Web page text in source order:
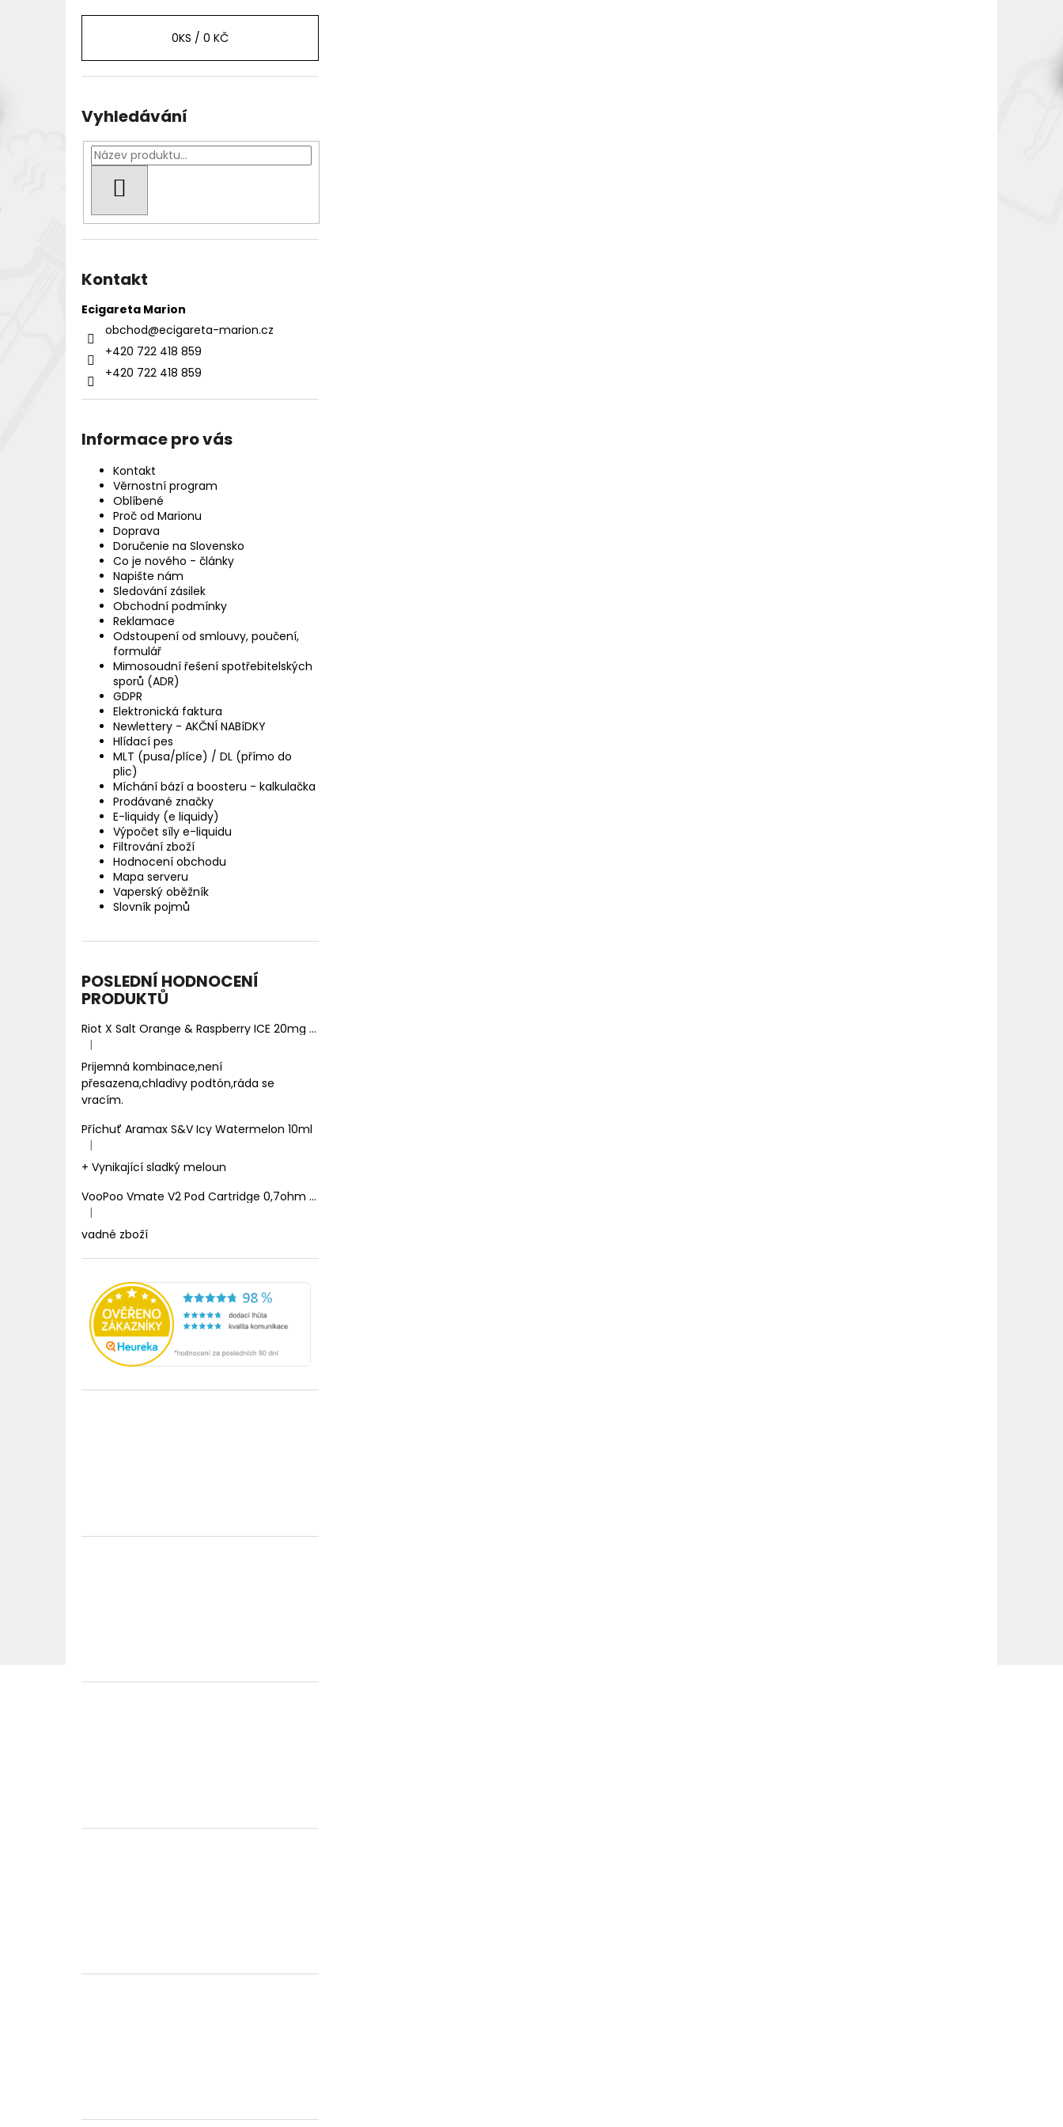
0KS / 0 KČ
Vyhledávání
Kontakt
Ecigareta Marion
obchod@ecigareta-marion.cz
+420 722 418 859
+420 722 418 859
Informace pro vás
Kontakt
Věrnostní program
Oblíbené
Proč od Marionu
Doprava
Doručenie na Slovensko
Co je nového - články
Napište nám
Sledování zásilek
Obchodní podmínky
Reklamace
Odstoupení od smlouvy, poučení,
formulář
Mimosoudní řešení spotřebitelských
sporů (ADR)
GDPR
Elektronická faktura
Newlettery - AKČNÍ NABíDKY
Hlídací pes
MLT (pusa/plíce) / DL (přímo do
plic)
Míchání bází a boosteru - kalkulačka
Prodávané značky
E-liquidy (e liquidy)
Výpočet síly e-liquidu
Filtrování zboží
Hodnocení obchodu
Mapa serveru
Vaperský oběžník
Slovník pojmů
POSLEDNÍ HODNOCENÍ
PRODUKTŮ
Riot X Salt Orange & Raspberry ICE 20mg
Ledový pomeranč a malina
Hodnocení produktu je 5 z 5 hvězdiček.
|
Prijemná kombinace,není
přesazena,chladivy podtón,ráda se
vracím.
Příchuť Aramax S&V Icy Watermelon 10ml
Hodnocení produktu je 5 z 5 hvězdiček.
|
+ Vynikající sladký meloun
VooPoo Vmate V2 Pod Cartridge 0,7ohm 2ml
Hodnocení produktu je 1 z 5 hvězdiček.
|
vadné zboží